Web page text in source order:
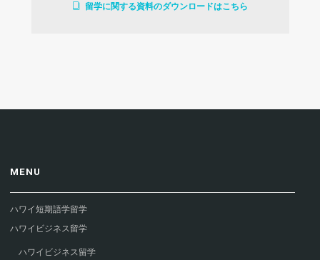
留学に関する資料のダウンロードはこちら
MENU
ハワイ短期語学留学
ハワイビジネス留学
ハワイビジネス留学